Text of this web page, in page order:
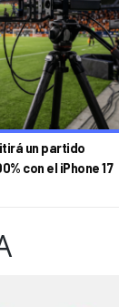
un partido
con el iPhone 17